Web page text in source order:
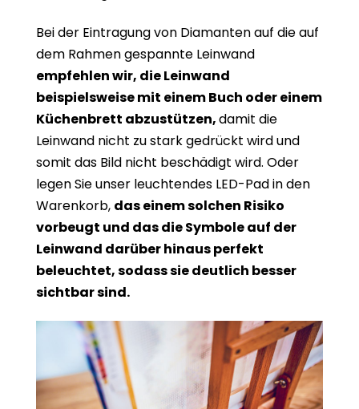
Bei der Eintragung von Diamanten auf die auf
dem Rahmen gespannte Leinwand
empfehlen wir, die Leinwand
beispielsweise mit einem Buch oder einem
Küchenbrett abzustützen,damit die
Leinwand nicht zu stark gedrückt wird und
somit das Bild nicht beschädigt wird. Oder
legen Sie unser leuchtendes LED-Pad in den
Warenkorb, das einem solchen Risiko
vorbeugt und das die Symbole auf der
Leinwand darüber hinaus perfekt
beleuchtet, sodass sie deutlich besser
sichtbar sind.